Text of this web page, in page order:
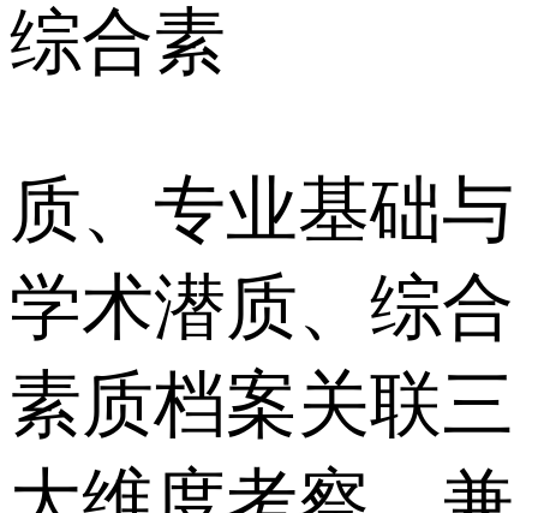
综合素
质、专业基础与
学术潜质、综合
素质档案关联三